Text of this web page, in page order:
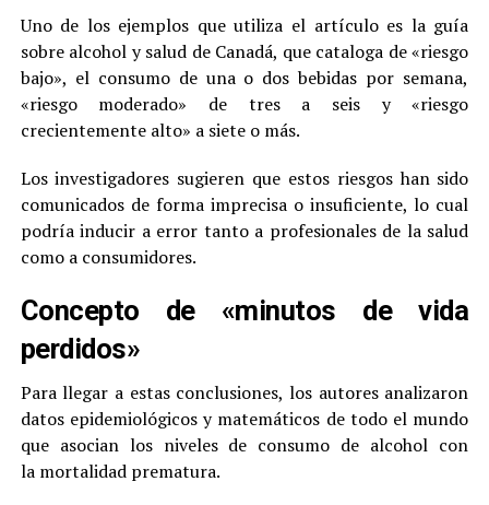
Uno de los ejemplos que utiliza el artículo es la guía
sobre alcohol y salud de Canadá, que cataloga de «riesgo
bajo», el consumo de una o dos bebidas por semana,
«riesgo moderado» de tres a seis y «riesgo
crecientemente alto» a siete o más.
Los investigadores sugieren que estos riesgos han sido
comunicados de forma imprecisa o insuficiente, lo cual
podría inducir a error tanto a profesionales de la salud
como a consumidores.
Concepto de «minutos de vida
perdidos»
Para llegar a estas conclusiones, los autores analizaron
datos epidemiológicos y matemáticos de todo el mundo
que asocian los niveles de consumo de alcohol con
la mortalidad prematura.